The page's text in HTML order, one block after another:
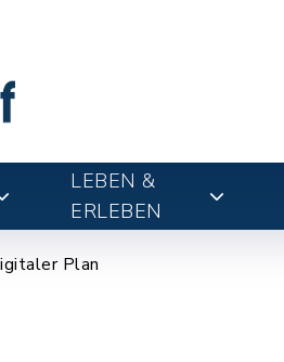
LEBEN &
ERLEBEN
Plan